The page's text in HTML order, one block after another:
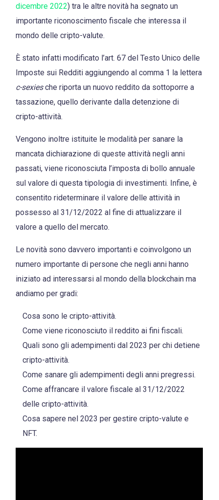
dicembre 2022) tra le altre novità ha segnato un
importante riconoscimento fiscale che interessa il
mondo delle cripto-valute.
È stato infatti modificato l’art. 67 del Testo Unico delle
Imposte sui Redditi aggiungendo al comma 1 la lettera
c-sexiesche riporta un nuovo reddito da sottoporre a
tassazione, quello derivante dalla detenzione di
cripto-attività.
Vengono inoltre istituite le modalità per sanare la
mancata dichiarazione di queste attività negli anni
passati, viene riconosciuta l’imposta di bollo annuale
sul valore di questa tipologia di investimenti. Infine, è
consentito rideterminare il valore delle attività in
possesso al 31/12/2022 al fine di attualizzare il
valore a quello del mercato.
Le novità sono davvero importanti e coinvolgono un
numero importante di persone che negli anni hanno
iniziato ad interessarsi al mondo della blockchain ma
andiamo per gradi:
Cosa sono le cripto-attività.
Come viene riconosciuto il reddito ai fini fiscali.
Quali sono gli adempimenti dal 2023 per chi detiene
cripto-attività.
Come sanare gli adempimenti degli anni pregressi.
Come affrancare il valore fiscale al 31/12/2022
delle cripto-attività.
Cosa sapere nel 2023 per gestire cripto-valute e
NFT.